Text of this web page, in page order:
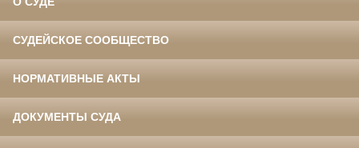
СУДЕЙСКОЕ СООБЩЕСТВО
НОРМАТИВНЫЕ АКТЫ
ДОКУМЕНТЫ СУДА